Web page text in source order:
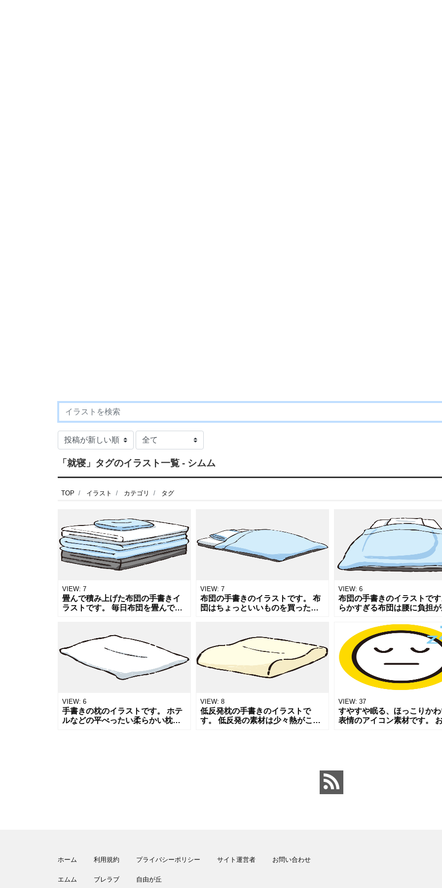
「就寝」タグのイラスト一覧 - シムム
TOP イラスト カテゴリ タグ
VIEW: 7
畳んで積み上げた布団の手書きイ
ラストです。 毎日布団を畳んでい
売用のPOP,チラシへのワンポイン
ト
VIEW: 7
布団の手書きのイラストです。 布
団はちょっといいものを買った方
を頻繁に買い替えるのも新品が気
持ちよく
VIEW: 6
布団の手書きのイラストで
らかすぎる布団は腰に負担
や睡眠などについての記事
用のPOP,チラシなどへのワ
ン
VIEW: 6
手書きの枕のイラストです。 ホテ
ルなどの平べったい柔らかい枕は
VIEW: 8
低反発枕の手書きのイラストで
す。 低反発の素材は少々熱がこも
VIEW: 37
すやすや眠る、ほっこりか
表情のアイコン素材です。
ホーム 利用規約 プライバシーポリシー サイト運営者 お問い合わせ
エムム ブレラブ 自由が丘